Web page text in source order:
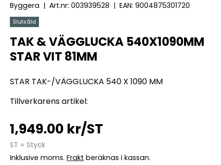
Byggera | Art.nr: 003939528 | EAN: 9004875301720
Slutsåld
TAK & VÄGGLUCKA 540X1090MM
STAR VIT 81MM
STAR TAK-/VÄGGLUCKA 540 X 1090 MM
Tillverkarens artikel:
1,949.00 kr/ST
ST = Styck
Inklusive moms. Frakt beräknas i kassan.